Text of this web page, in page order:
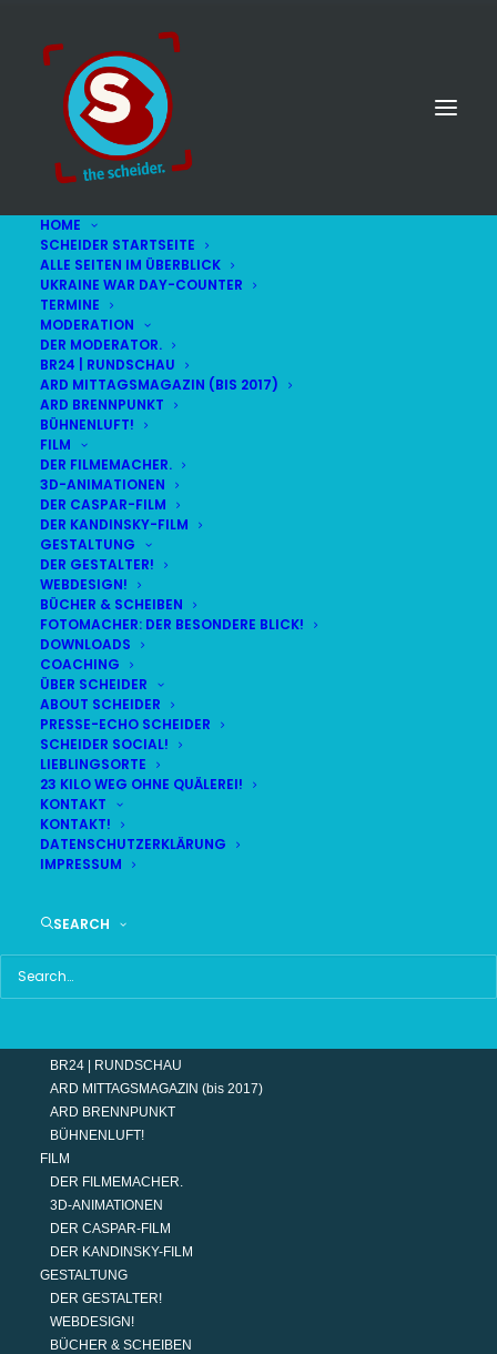
HOME
SCHEIDER STARTSEITE
ALLE SEITEN IM ÜBERBLICK
UKRAINE WAR DAY-COUNTER
TERMINE
MODERATION
DER MODERATOR.
BR24 | RUNDSCHAU
ARD MITTAGSMAGAZIN (BIS 2017)
ARD BRENNPUNKT
BÜHNENLUFT!
FILM
DER FILMEMACHER.
3D-ANIMATIONEN
DER CASPAR-FILM
DER KANDINSKY-FILM
GESTALTUNG
DER GESTALTER!
WEBDESIGN!
BÜCHER & SCHEIBEN
FOTOMACHER: DER BESONDERE BLICK!
DOWNLOADS
COACHING
ÜBER SCHEIDER
ABOUT SCHEIDER
PRESSE-ECHO SCHEIDER
SCHEIDER SOCIAL!
LIEBLINGSORTE
23 KILO WEG OHNE QUÄLEREI!
KONTAKT
KONTAKT!
DATENSCHUTZERKLÄRUNG
IMPRESSUM
SEARCH
© STEFAN SCHEIDER
LIVE(alle Termine
DEMNÄCHST:
SO
09
AUG
BR24 | 18.30 UHR
BR MÜNCHEN FREIMANN
HAUPTMENÜ
SCHEIDER STARTSEITE
UKRAINE WAR DAY-COUNTER
TERMINE
BR24 | RUNDSCHAU
ARD MITTAGSMAGAZIN (bis 2017)
ARD BRENNPUNKT
BÜHNENLUFT!
FILM
DER FILMEMACHER.
3D-ANIMATIONEN
DER CASPAR-FILM
DER KANDINSKY-FILM
GESTALTUNG
DER GESTALTER!
WEBDESIGN!
BÜCHER & SCHEIBEN